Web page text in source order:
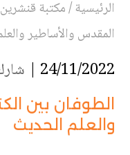
الرئيسية/مكتبة قنشرين
المقدس والأساطير
24/11/2022 |
الطوفان بين
والعلم الحديث